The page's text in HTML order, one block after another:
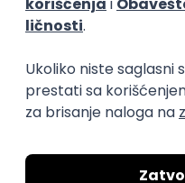
Istaknuti poslodavci